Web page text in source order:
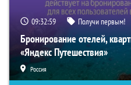
09:32:59 Получи первым!
Бронирование отелей,
«Яндекс Путешествия»
Россия